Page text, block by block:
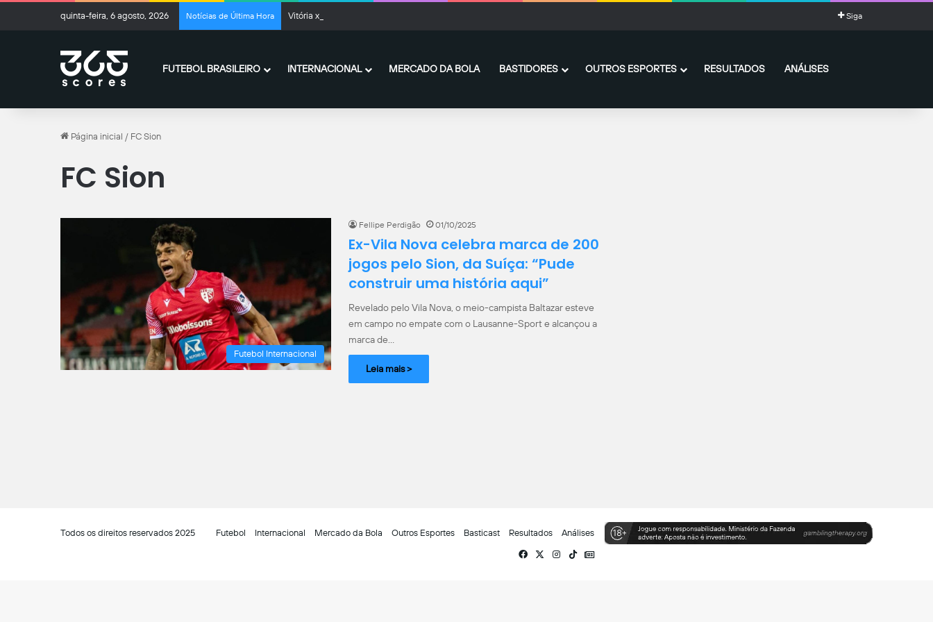
quinta-feira, 6 agosto, 2026 Notícias de Última Hora Vitória x Athletico-PR: onde assistir ao vivo, horário e escalações pela Copa do Brasil Siga
FUTEBOL BRASILEIRO INTERNACIONAL MERCADO DA BOLA BASTIDORES OUTROS ESPORTES RESULTADOS ANÁLISES
Página inicial / FC Sion
FC Sion
Futebol Internacional
Fellipe Perdigão 01/10/2025
Ex-Vila Nova celebra marca de 200
jogos pelo Sion, da Suíça: “Pude
construir uma história aqui”
Revelado pelo Vila Nova, o meio-campista Baltazar esteve
em campo no empate com o Lausanne-Sport e alcançou a
marca de…
Leia mais >
Todos os direitos reservados 2025 Futebol Internacional Mercado da Bola Outros Esportes Basticast Resultados
Análises
Facebook
X Instagram
TikTokSiga-